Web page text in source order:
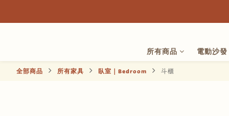
所有商品 電動沙
全部商品 所有家具 臥室｜Bedroom 斗櫃